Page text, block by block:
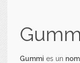
Gummi es un